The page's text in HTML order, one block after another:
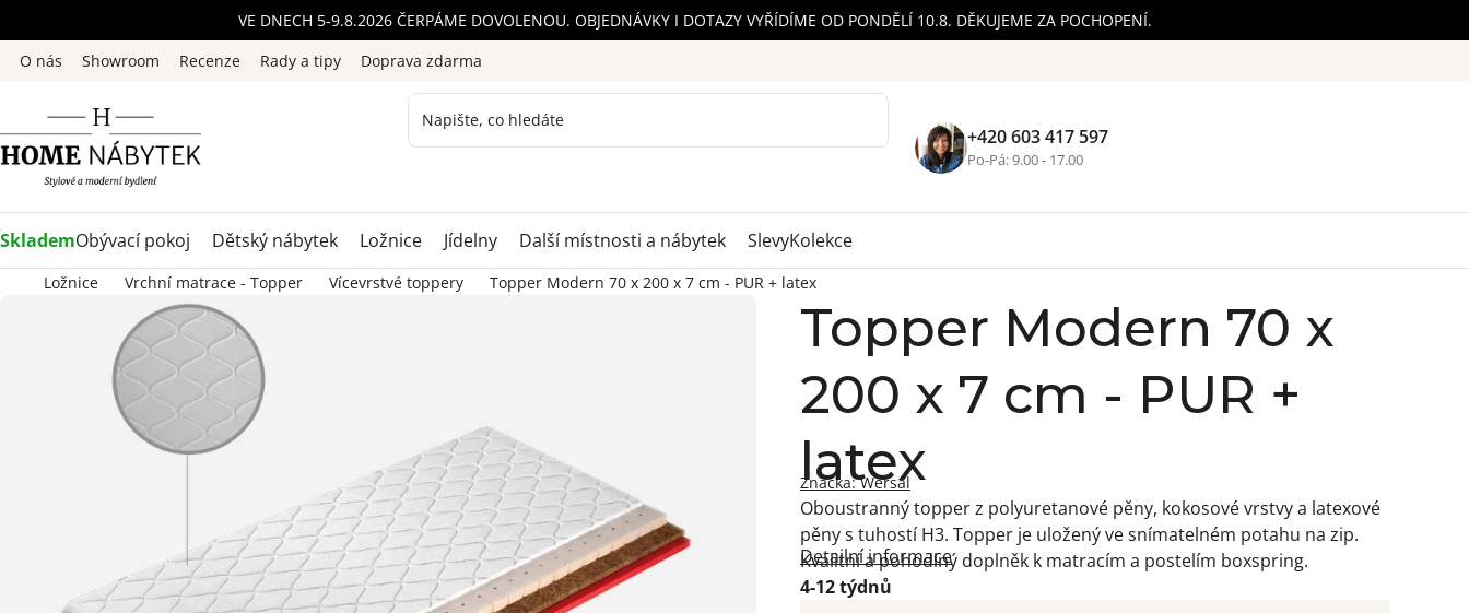
na
obsah
VE DNECH 5-9.8.2026 ČERPÁME DOVOLENOU. OBJEDNÁVKY I DOTAZY VYŘÍDÍME OD PONDĚLÍ 10.8. DĚKUJEME ZA POCHOPENÍ.
O nás
Showroom Recenze Rady a tipy Doprava zdarma
+420 603 417 597
Po-Pá: 9.00 - 17.00
SklademObývací pokoj Dětský nábytek Ložnice Jídelny Další místnosti a nábytek SlevyKolekce
Ložnice Vrchní matrace - Topper Vícevrstvé toppery Topper Modern 70 x 200 x 7 cm - PUR + latex
Topper Modern 70 x
200 x 7 cm - PUR +
latex
Značka:Wersal
4-12 týdnů
Oboustranný topper z polyuretanové pěny, kokosové vrstvy a latexové
pěny s tuhostí H3. Topper je uložený ve snímatelném potahu na zip.
Kvalitní a pohodlný doplněk k matracím a postelím boxspring.
Detailní informace